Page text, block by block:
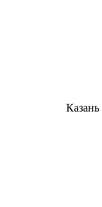
Казань